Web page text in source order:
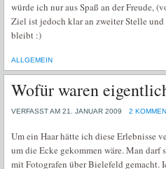
würde ich nur aus Spaß an der Freude,
Ziel ist jedoch klar an zweiter Stelle
bleibt :)
ALLGEMEIN
Wofür waren
VERFASST AM 21. JANUAR 2009 2
Um ein Haar hätte ich diese Erlebnisse
um die Ecke gekommen wäre. Man
mit Fotografen über Bielefeld gemacht.